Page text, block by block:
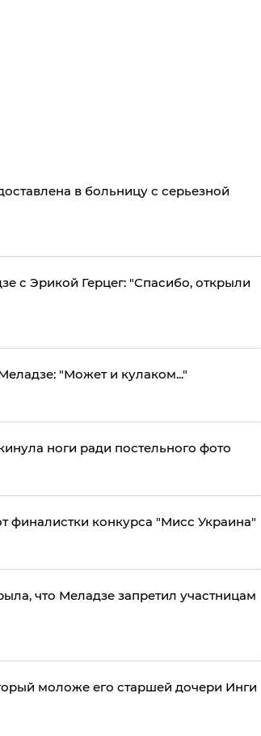
в больницу с серьезной
с Эрикой Герцег: "Спасибо, открыли
"Может и кулаком..."
ноги ради постельного фото
финалистки конкурса "Мисс Украина"
что Меладзе запретил участницам
моложе его старшей дочери Инги